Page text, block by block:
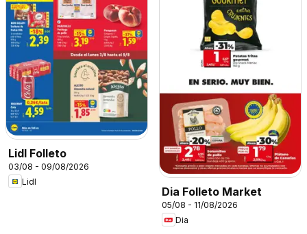
Lidl Folleto
03/08 - 09/08/2026
Lidl
Dia Folleto Market
05/08 - 11/08/2026
Dia